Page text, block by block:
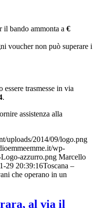
il bando ammonta a €
voucher non può superare i
trasmesse in via
.
assistenza alla
uploads/2014/09/logo.png
wp-
azzurro.png Marcello
29 20:39:16Toscana –
che operano in un
al via il